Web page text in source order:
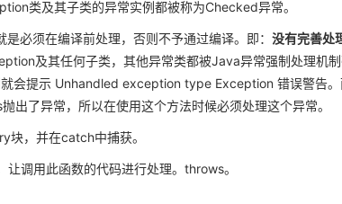
类及其子类的异常实例都被称为Checked异常。
必须在编译前处理，否则不予通过编译。即： 没有完善处
及其任何子类，其他异常类都被Java异常强制处理机
会提示 Unhandled exception type Exception 错误警告
出了异常，所以在使用这个方法时候必须处理这个异常。
块，并在catch中捕获。
调用此函数的代码进行处理。throws。